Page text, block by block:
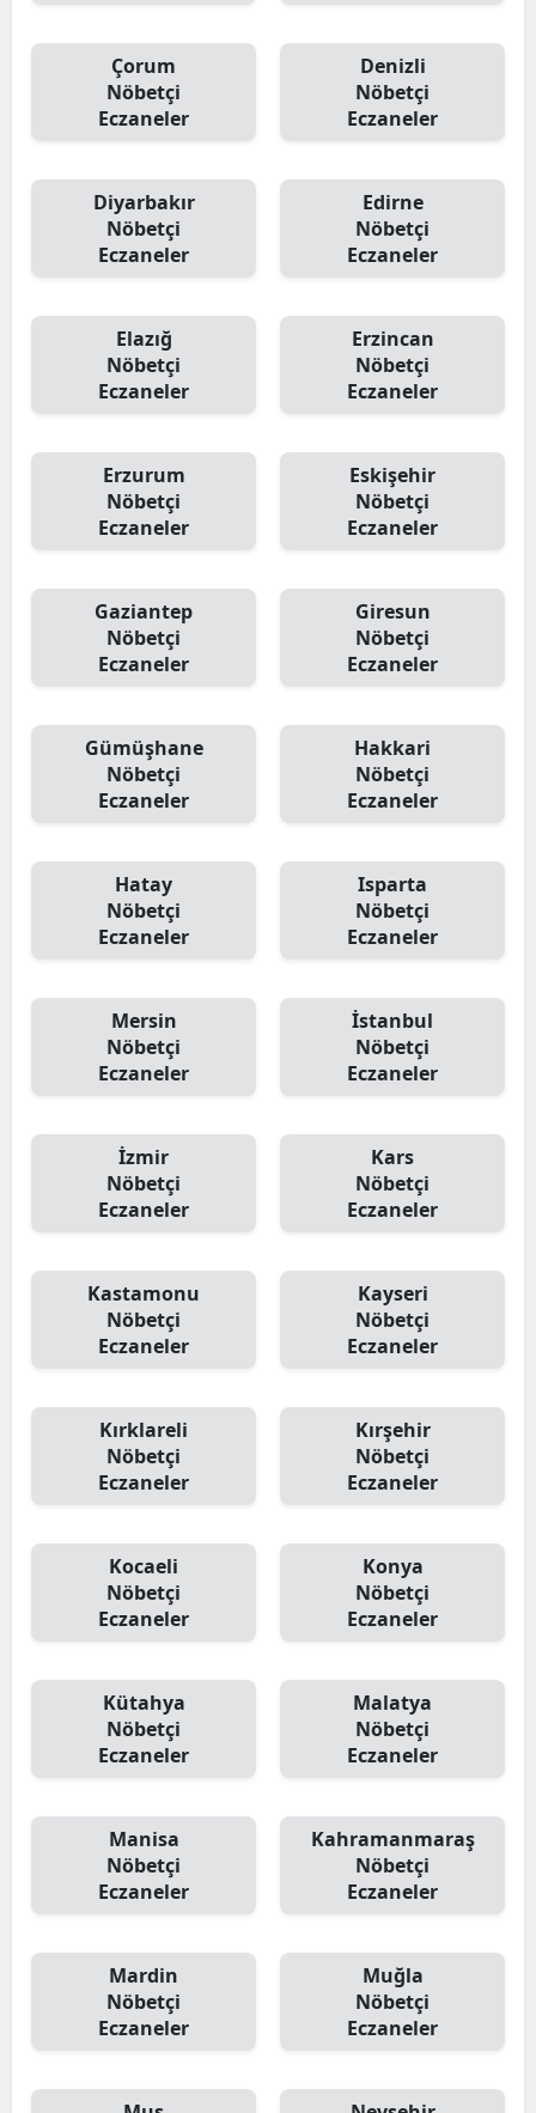
Çorum
Nöbetçi
Eczaneler
Denizli
Nöbetçi
Eczaneler
Diyarbakır
Nöbetçi
Eczaneler
Edirne
Nöbetçi
Eczaneler
Elazığ
Nöbetçi
Eczaneler
Erzincan
Nöbetçi
Eczaneler
Erzurum
Nöbetçi
Eczaneler
Eskişehir
Nöbetçi
Eczaneler
Gaziantep
Nöbetçi
Eczaneler
Giresun
Nöbetçi
Eczaneler
Gümüşhane
Nöbetçi
Eczaneler
Hakkari
Nöbetçi
Eczaneler
Hatay
Nöbetçi
Eczaneler
Isparta
Nöbetçi
Eczaneler
Mersin
Nöbetçi
Eczaneler
İstanbul
Nöbetçi
Eczaneler
İzmir
Nöbetçi
Eczaneler
Kars
Nöbetçi
Eczaneler
Kastamonu
Nöbetçi
Eczaneler
Kayseri
Nöbetçi
Eczaneler
Kırklareli
Nöbetçi
Eczaneler
Kırşehir
Nöbetçi
Eczaneler
Kocaeli
Nöbetçi
Eczaneler
Konya
Nöbetçi
Eczaneler
Kütahya
Nöbetçi
Eczaneler
Malatya
Nöbetçi
Eczaneler
Manisa
Nöbetçi
Eczaneler
Kahramanmaraş
Nöbetçi
Eczaneler
Mardin
Nöbetçi
Eczaneler
Muğla
Nöbetçi
Eczaneler